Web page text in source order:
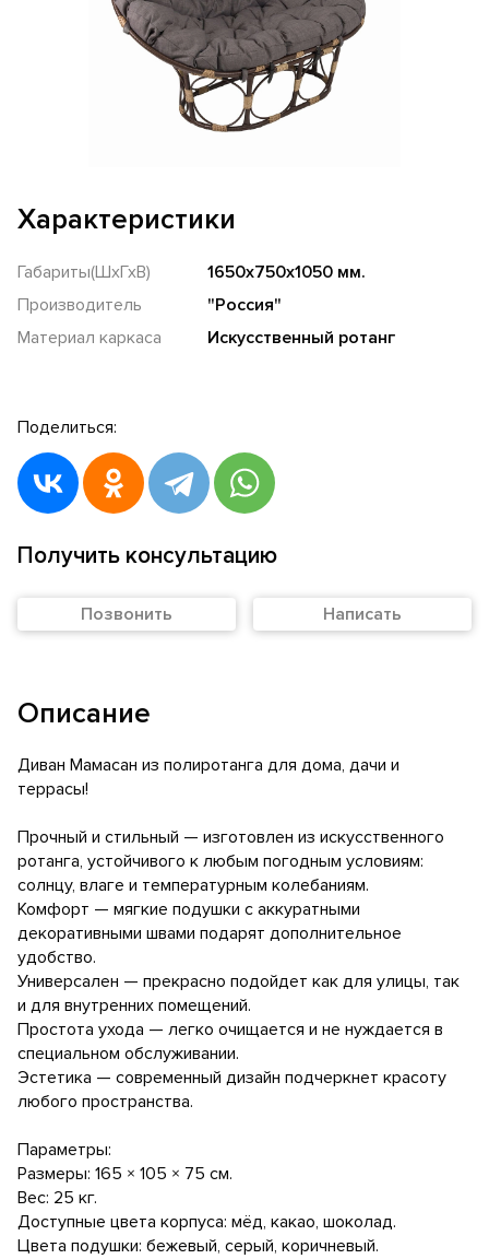
Характеристики
Габариты(ШхГхВ)
1650х750х1050 мм.
Производитель
"Россия"
Материал каркаса
Искусственный ротанг
Поделиться:
Получить консультацию
Позвонить Написать
Описание
Диван Мамасан из полиротанга для дома, дачи и
террасы!
Прочный и стильный — изготовлен из искусственного
ротанга, устойчивого к любым погодным условиям:
солнцу, влаге и температурным колебаниям.
Комфорт — мягкие подушки с аккуратными
декоративными швами подарят дополнительное
удобство.
Универсален — прекрасно подойдет как для улицы, так
и для внутренних помещений.
Простота ухода — легко очищается и не нуждается в
специальном обслуживании.
Эстетика — современный дизайн подчеркнет красоту
любого пространства.
Параметры:
Размеры: 165 × 105 × 75 см.
Вес: 25 кг.
Доступные цвета корпуса: мёд, какао, шоколад.
Цвета подушки: бежевый, серый, коричневый.